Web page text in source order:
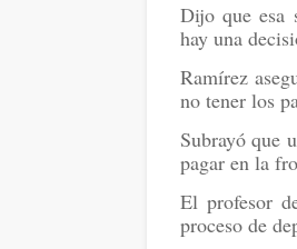
Dijo que esa
hay una
Ramírez
no tener los
Subrayó que
pagar en la
El profesor
proceso de